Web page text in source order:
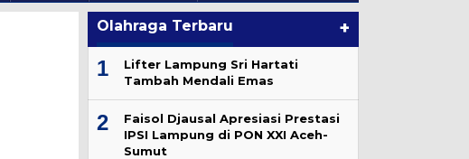
Olahraga Terbaru +
1
Lifter Lampung Sri Hartati
Tambah Mendali Emas
2
Faisol Djausal Apresiasi Prestasi
IPSI Lampung di PON XXI Aceh-
Sumut